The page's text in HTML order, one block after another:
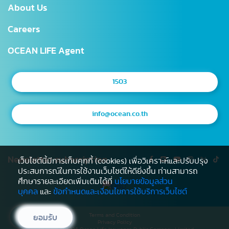
Other
Service Level Agreement
Sitemap
About Us
Careers
OCEAN LIFE Agent
1503
info@ocean.co.th
Newsletter subscription
Terms and Condition
Privacy Policy
เว็บไซต์นี้มีการเก็บคุกกี้ (cookies) เพื่อวิเคราะห์และปรับปรุง
ประสบการณ์ในการใช้งานเว็บไซต์ให้ดียิ่งขึ้น ท่านสามารถ
ศึกษารายละเอียดเพิ่มเติมได้ที่ นโยบายข้อมูลส่วน
บุคคล และ ข้อกำหนดและเงื่อนไขการใช้บริการเว็บไซต์
ยอมรับ